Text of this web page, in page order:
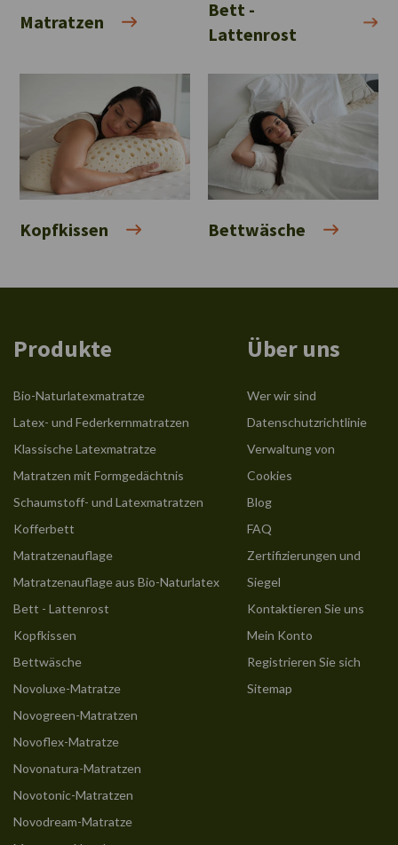
Matratzen
Bett -
Lattenrost
Kopfkissen Bettwäsche
Produkte
Bio-Naturlatexmatratze
Latex- und Federkernmatratzen
Klassische Latexmatratze
Matratzen mit Formgedächtnis
Schaumstoff- und Latexmatratzen
Kofferbett
Matratzenauflage
Matratzenauflage aus Bio-Naturlatex
Bett - Lattenrost
Kopfkissen
Bettwäsche
Novoluxe-Matratze
Novogreen-Matratzen
Novoflex-Matratze
Novonatura-Matratzen
Novotonic-Matratzen
Novodream-Matratze
Über uns
Wer wir sind
Datenschutzrichtlinie
Verwaltung von
Cookies
Blog
FAQ
Zertifizierungen und
Siegel
Kontaktieren Sie uns
Mein Konto
Registrieren Sie sich
Sitemap